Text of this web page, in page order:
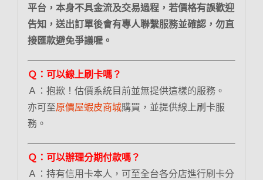
平台，本身不具金流及交易過程，若價格有誤歡迎
告知，送出訂單後會有專人聯繫服務並確認，勿直
接匯款避免爭議喔。
Ｑ：可以線上刷卡嗎？
Ａ：抱歉！估價系統目前並無提供這樣的服務。
亦可至原價屋蝦皮商城購買，並提供線上刷卡服
務。
Ｑ：可以辦理分期付款嗎？
Ａ：持有信用卡本人，可至全台各分店進行刷卡分